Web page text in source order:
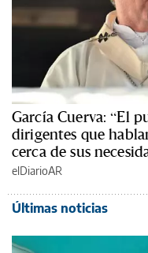
García Cuerva: “El
dirigentes que
cerca de sus
elDiarioAR
Últimas noticias